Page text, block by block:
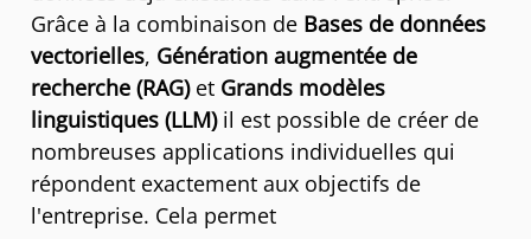
Grâce à la combinaison de Bases de données
vectorielles, Génération augmentée de
recherche (RAG)et Grands modèles
linguistiques (LLM)il est possible de créer de
nombreuses applications individuelles qui
répondent exactement aux objectifs de
l'entreprise. Cela permet